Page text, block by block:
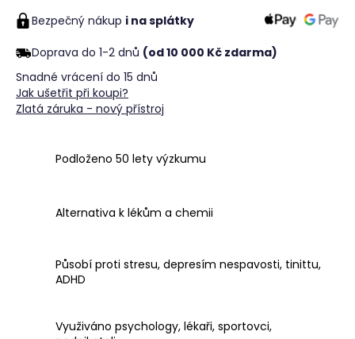
Bezpečný nákup i na splátky
Doprava do 1-2 dnů (od 10 000 Kč zdarma)
Snadné vrácení do 15 dnů
Jak ušetřit při koupi?
Zlatá záruka - nový přístroj
Podloženo 50 lety výzkumu
Alternativa k lékům a chemii
Působí proti stresu, depresím nespavosti, tinittu,
ADHD
Využiváno psychology, lékaři, sportovci,
u
j
e
m
e